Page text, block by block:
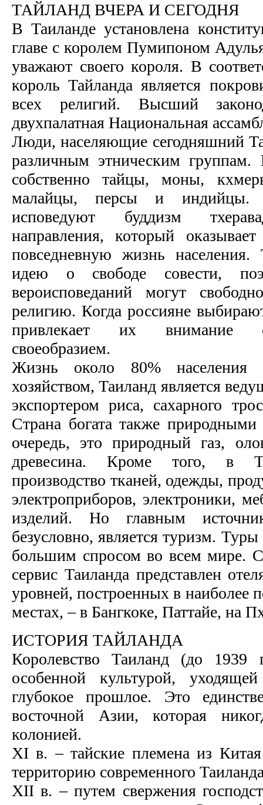
ТАЙЛАНД ВЧЕРА И СЕГОДНЯ
В Таиланде установлена
главе с королем Пумипоном
уважают своего короля. В
король Тайланда является
всех религий. Высший
двухпалатная Национальная
Люди, населяющие сегодняшний
различным этническим группам.
собственно тайцы, моны,
малайцы, персы и индийцы.
исповедуют буддизм
направления, который
повседневную жизнь
идею о свободе совести,
вероисповеданий могут
религию. Когда россияне
привлекает их внимание
своеобразием.
Жизнь около 80% населения
хозяйством, Таиланд является
экспортером риса, сахарного
Страна богата также
очередь, это природный газ,
древесина. Кроме того, в
производство тканей, одежды,
электроприборов, электроники,
изделий. Но главным
безусловно, является туризм.
большим спросом во всем мире.
сервис Таиланда представлен
уровней, построенных в наиболее
местах, – в Бангкоке, Паттайе, на
ИСТОРИЯ ТАЙЛАНДА
Королевство Таиланд (до
особенной культурой,
глубокое прошлое. Это
восточной Азии, которая
колонией.
ХI в. – тайские племена из
территорию современного
ХII в. – путем свержения